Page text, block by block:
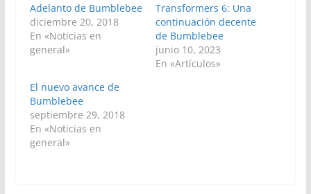
Adelanto de Bumblebee
diciembre 20, 2018
En «Noticias en
general»
Transformers 6: Una
continuación decente
de Bumblebee
junio 10, 2023
En «Artículos»
El nuevo avance de
Bumblebee
septiembre 29, 2018
En «Noticias en
general»